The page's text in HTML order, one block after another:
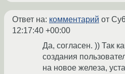
Ответ на: комментарий от
12:17:40 +00:00
Да, согласен. )) Так
создания
на новое железа,